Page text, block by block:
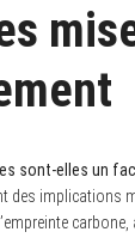
sont-elles un
des implications